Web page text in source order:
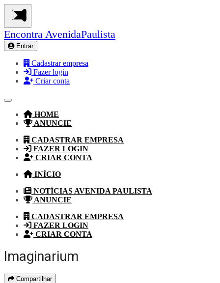
Encontra AvenidaPaulista
Entrar
Cadastrar empresa
Fazer login
Criar conta
HOME
ANUNCIE
CADASTRAR EMPRESA
FAZER LOGIN
CRIAR CONTA
INÍCIO
NOTÍCIAS AVENIDA PAULISTA
ANUNCIE
CADASTRAR EMPRESA
FAZER LOGIN
CRIAR CONTA
Imaginarium
Compartilhar